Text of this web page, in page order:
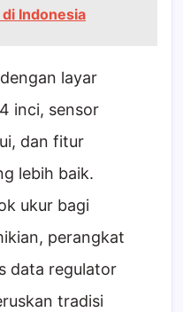
Indonesia
layar
inci, sensor
dan fitur
lebih baik.
ukur bagi
perangkat
data regulator
tradisi